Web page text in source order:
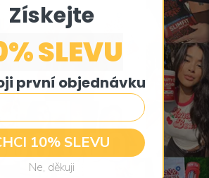
000+
Získejte
SLEVU
první objednávku
10% SLEVU
Ne, děkuji